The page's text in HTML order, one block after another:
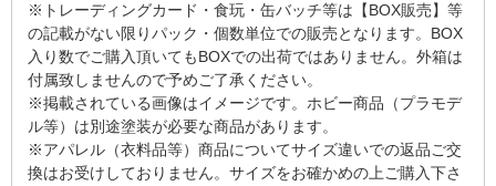
※トレーディングカード・食玩・缶バッチ等は【BOX販売】等
の記載がない限りパック・個数単位での販売となります。BOX
入り数でご購入頂いてもBOXでの出荷ではありません。外箱は
付属致しませんので予めご了承ください。
※掲載されている画像はイメージです。ホビー商品（プラモデ
ル等）は別途塗装が必要な商品があります。
※アパレル（衣料品等）商品についてサイズ違いでの返品ご交
換はお受けしておりません。サイズをお確かめの上ご購入下さ